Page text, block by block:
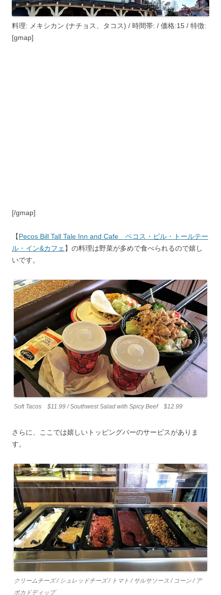
料理: メキシカン (ナチョス、タコス) / 時間帯: / 価格:15 / 特徴:
[gmap]
[/gmap]
【Pecos Bill Tall Tale Inn and Cafe ペコス・ビル・トールテー
ル・イン&カフェ 】の料理は野菜が多めで食べられるので嬉し
いです。
Soft Tacos $11.99 / Southwest Salad with Spicy Beef $12.99
さらに、ここでは嬉しいトッピングバーのサービスがありま
す。
クリームチーズ / シュレッドチーズ / トマト / サルサソース / コーン / ア
ボカドディップ